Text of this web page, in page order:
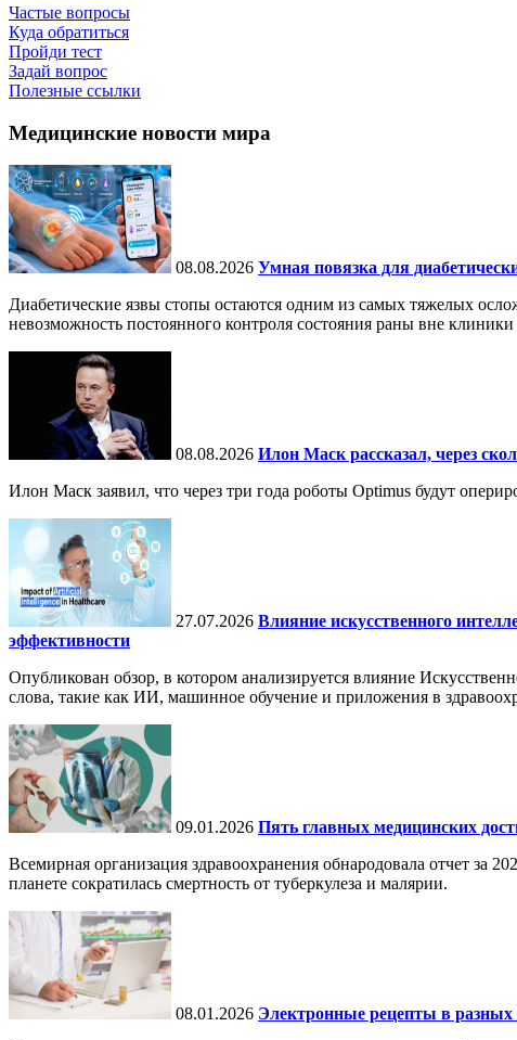
Частые вопросы
Куда обратиться
Пройди тест
Задай вопрос
Полезные ссылки
Медицинские новости мира
08.08.2026 Умная повязка для
Диабетические язвы стопы остаются одним из самых тяжелых
невозможность постоянного контроля состояния раны вне клиники
08.08.2026 Илон Маск рассказал, через
Илон Маск заявил, что через три года роботы Optimus будут
27.07.2026 Влияние искусственного
эффективности
Опубликован обзор, в котором анализируется влияние
слова, такие как ИИ, машинное обучение и приложения в
09.01.2026 Пять главных медицинских
Всемирная организация здравоохранения обнародовала отчет за
планете сократилась смертность от туберкулеза и малярии.
08.01.2026 Электронные рецепты в разных